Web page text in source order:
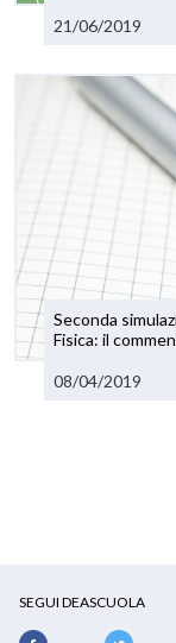
21/06/2019
Seconda
Fisica: il
08/04/2019
SEGUI DEASCUOLA